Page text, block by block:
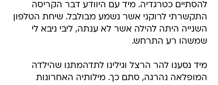
להסתיים כטרגדיה. מיד עם היוודע דבר הקריסה
התקשרתי לרוקני אשר נשמע מבולבל. שיחת הטלפון
השנייה היתה להילה אשר לא ענתה, ליבי ניבא לי
שמשהו רע התרחש.
מיד נסענו להר הרצל וגילינו לתדהמתנו שהילדה
המופלאה נהרגה, סתם כך. מילותיה האחרונות